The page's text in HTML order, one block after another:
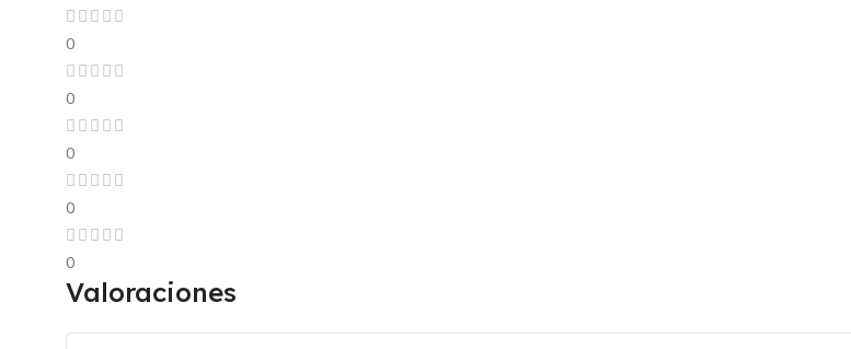
0
0
0
0
0
Valoraciones